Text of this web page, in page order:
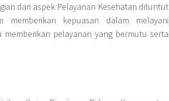
dari aspek Pelayanan Kesehatan dituntut
memberikan kepuasan dalam melayani
memberikan pelayanan yang bermutu serta